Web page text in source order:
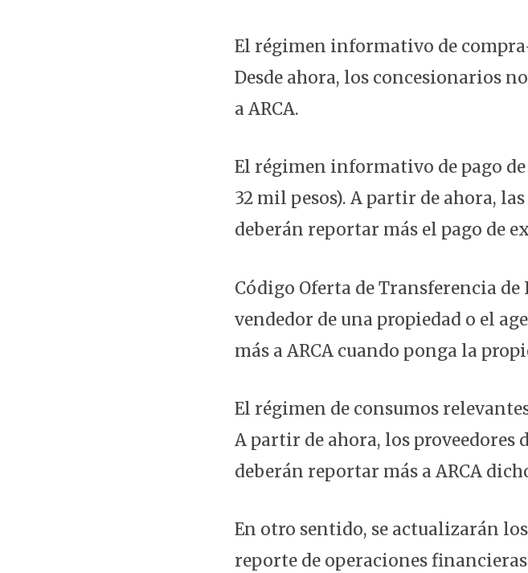
El régimen informativo de
Desde ahora, los concesionarios
a ARCA.
El régimen informativo de pago
32 mil pesos). A partir de ahora,
deberán reportar más el pago de
Código Oferta de Transferencia
vendedor de una propiedad o el
más a ARCA cuando ponga la
El régimen de consumos
A partir de ahora, los
deberán reportar más a ARCA
En otro sentido, se actualizarán
reporte de operaciones